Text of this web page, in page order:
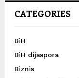
CATEGORIES
BiH
BiH dijaspora
Biznis